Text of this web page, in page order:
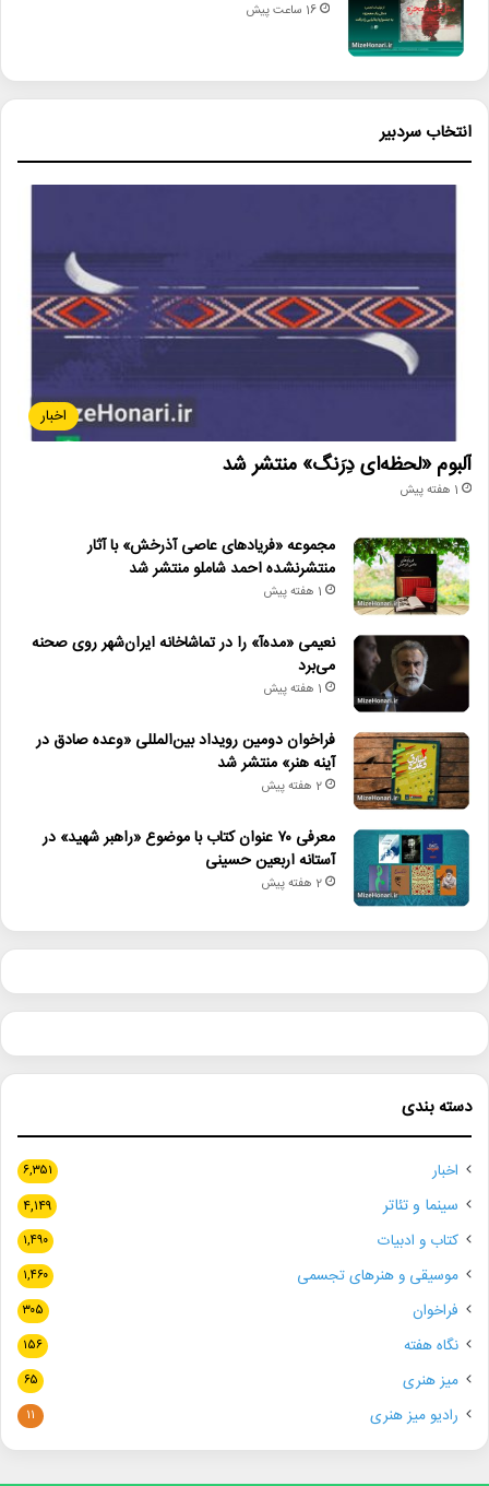
16 ساعت پیش
انتخاب سردبیر
اخبار
آلبوم «لحظه‌ای دِرَنگ» منتشر شد
1 هفته پیش
مجموعه «فریادهای عاصی آذرخش» با آثار
منتشرنشده احمد شاملو منتشر شد
1 هفته پیش
نعیمی «مده‌آ» را در تماشاخانه ایران‌شهر روی صحنه
می‌برد
1 هفته پیش
فراخوان دومین رویداد بین‌المللی «وعده صادق در
آینه هنر» منتشر شد
2 هفته پیش
معرفی ۷۰ عنوان کتاب با موضوع «راهبر شهید» در
آستانه اربعین حسینی
2 هفته پیش
دسته بندی
اخبار ۶,۳۵۱
سینما و تئاتر ۴,۱۴۹
کتاب و ادبیات ۱,۴۹۰
موسیقی و هنرهای تجسمی ۱,۴۶۰
فراخوان ۳۰۵
نگاه هفته ۱۵۶
میز هنری ۶۵
رادیو میز هنری ۱۱